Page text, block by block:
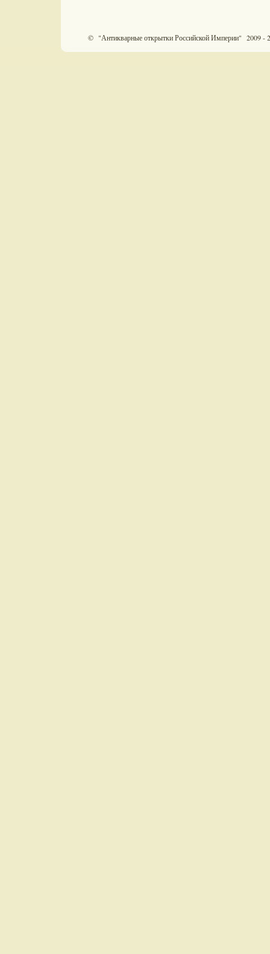
© "Антикварные открытки Российской Империи" 2009 -